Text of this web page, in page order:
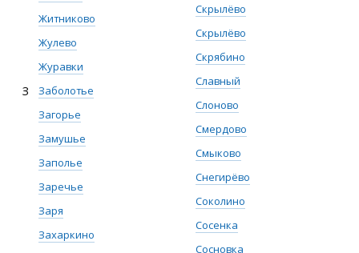
Житниково
Жулево
Журавки
З
Заболотье
Загорье
Замушье
Заполье
Заречье
Заря
Захаркино
Скрылёво
Скрылёво
Скрябино
Славный
Слоново
Смердово
Смыково
Снегирёво
Соколино
Сосенка
Сосновка